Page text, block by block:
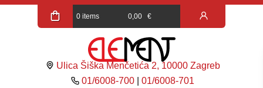
0 items 0,00 €
Ulica Šiška Menčetića 2, 10000 Zagreb
01/6008-700 |01/6008-701